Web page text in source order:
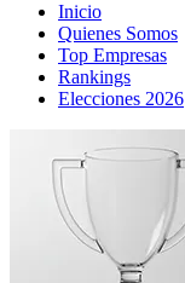
Inicio
Quienes Somos
Top Empresas
Rankings
Elecciones 2026